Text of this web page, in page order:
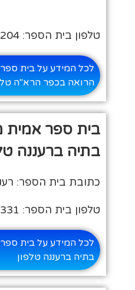
טלפון בית הספר: 04-6365204
לכל המידע על בית ספר
הרואה בכפר הרא"ה
בית ספר אמית
בתיה ברעננה
כתובת בית הספר:
טלפון בית הספר: 09-7700331
לכל המידע על בית ספר
בתיה ברעננה טלפון